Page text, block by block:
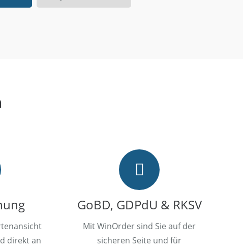
direkt an
GoBD, GDPdU & RKSV
Mit WinOrder sind Sie auf der
sicheren Seite und für